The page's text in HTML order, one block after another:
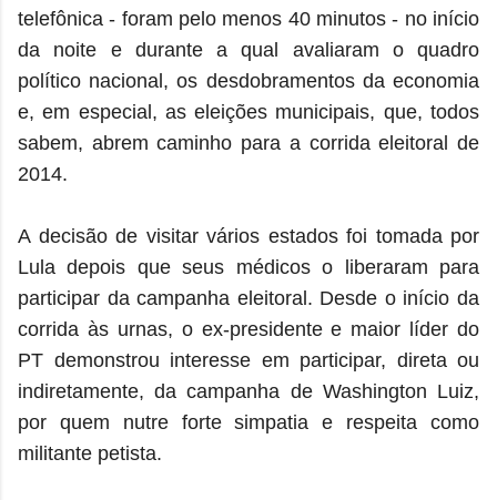
telefônica - foram pelo menos 40 minutos - no início
da noite e durante a qual avaliaram o quadro
político nacional, os desdobramentos da economia
e, em especial, as eleições municipais, que, todos
sabem, abrem caminho para a corrida eleitoral de
2014.
A decisão de visitar vários estados foi tomada por
Lula depois que seus médicos o liberaram para
participar da campanha eleitoral. Desde o início da
corrida às urnas, o ex-presidente e maior líder do
PT demonstrou interesse em participar, direta ou
indiretamente, da campanha de Washington Luiz,
por quem nutre forte simpatia e respeita como
militante petista.